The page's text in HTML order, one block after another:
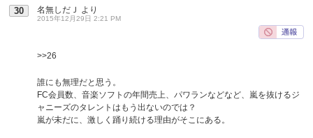
30 名無しだＪ より
2015年12月29日 2:21 PM
>>26
誰にも無理だと思う。
FC会員数、音楽ソフトの年間売上、パワランなどなど、嵐を抜けるジ
ャニーズのタレントはもう出ないのでは？
嵐が未だに、激しく踊り続ける理由がそこにある。